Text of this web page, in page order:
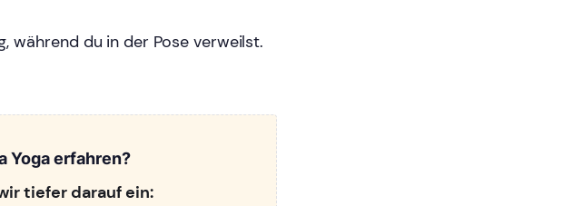
während du in der Pose verweilst.
Yoga erfahren?
tiefer darauf ein: